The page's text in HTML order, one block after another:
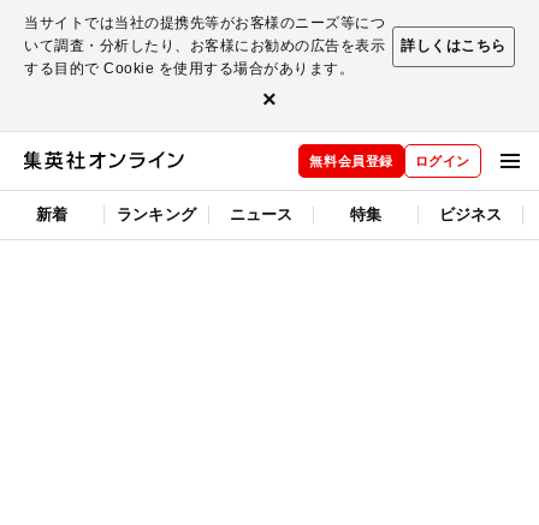
当サイトでは当社の提携先等がお客様のニーズ等につ
いて調査・分析したり、お客様にお勧めの広告を表示
する目的で Cookie を使用する場合があります。
詳しくはこちら
×
無料会員登録 ログイン
新着 ランキング ニュース 特集 ビジネス